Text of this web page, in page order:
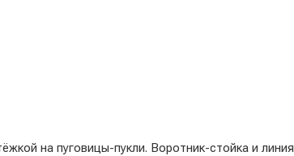
на пуговицы-пукли. Воротник-стойка и линия